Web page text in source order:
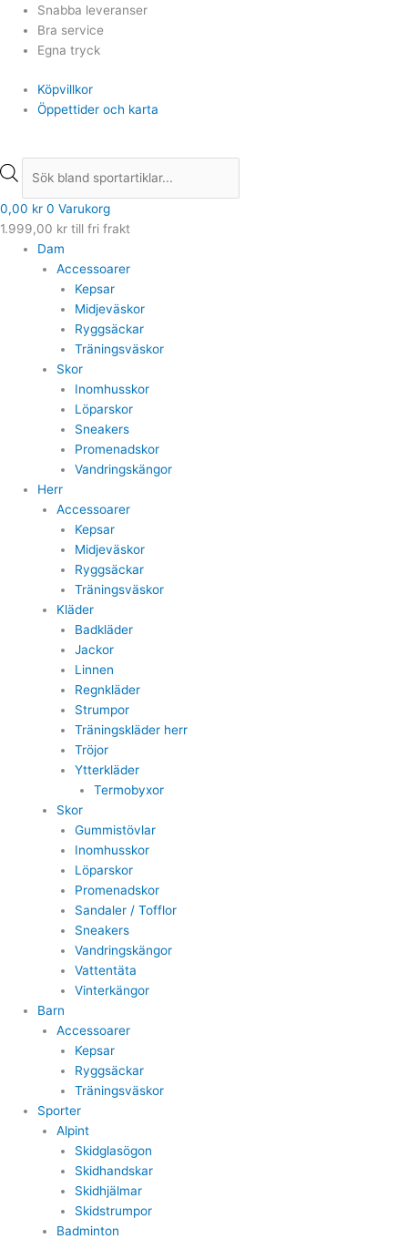
Hoppa
innehåll
Snabba leveranser
Bra service
Egna tryck
Köpvillkor
Öppettider och karta
Products
search
0,00 kr 0 Varukorg
1.999,00 kr till fri frakt
Dam
Accessoarer
Kepsar
Midjeväskor
Ryggsäckar
Träningsväskor
Skor
Inomhusskor
Löparskor
Sneakers
Promenadskor
Vandringskängor
Herr
Accessoarer
Kepsar
Midjeväskor
Ryggsäckar
Träningsväskor
Kläder
Badkläder
Jackor
Linnen
Regnkläder
Strumpor
Träningskläder herr
Tröjor
Ytterkläder
Termobyxor
Skor
Gummistövlar
Inomhusskor
Löparskor
Promenadskor
Sandaler / Tofflor
Sneakers
Vandringskängor
Vattentäta
Vinterkängor
Barn
Accessoarer
Kepsar
Ryggsäckar
Träningsväskor
Sporter
Alpint
Skidglasögon
Skidhandskar
Skidhjälmar
Skidstrumpor
Badminton
Products
search